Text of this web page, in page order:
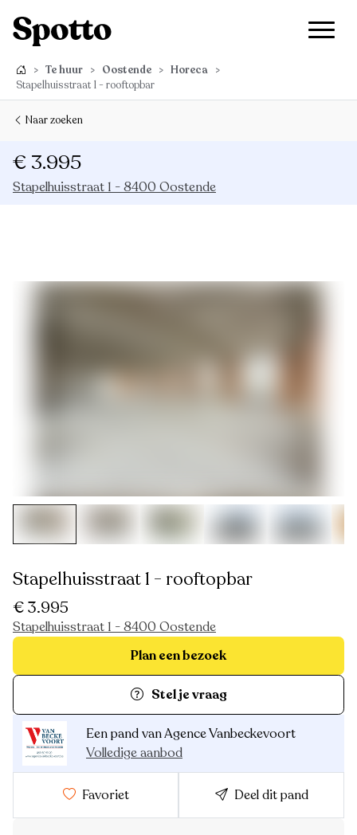
> Te huur > Oostende > Horeca >
Stapelhuisstraat 1 - rooftopbar
Naar zoeken
€ 3.995
Stapelhuisstraat 1 - 8400 Oostende
Stapelhuisstraat 1 - rooftopbar
€ 3.995
Stapelhuisstraat 1 - 8400 Oostende
Plan een bezoek
Stel je vraag
Een pand van Agence Vanbeckevoort
Volledige aanbod
Favoriet Deel dit pand